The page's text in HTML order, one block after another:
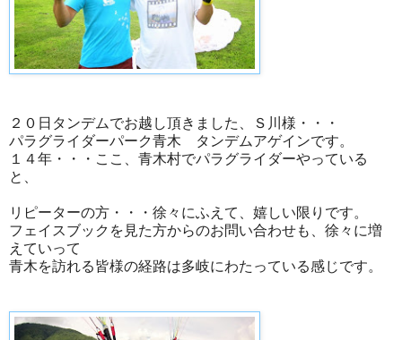
２０日タンデムでお越し頂きました、Ｓ川様・・・
パラグライダーパーク青木 タンデムアゲインです。
１４年・・・ここ、青木村でパラグライダーやっている
と、
リピーターの方・・・徐々にふえて、嬉しい限りです。
フェイスブックを見た方からのお問い合わせも、徐々に増
えていって
青木を訪れる皆様の経路は多岐にわたっている感じです。